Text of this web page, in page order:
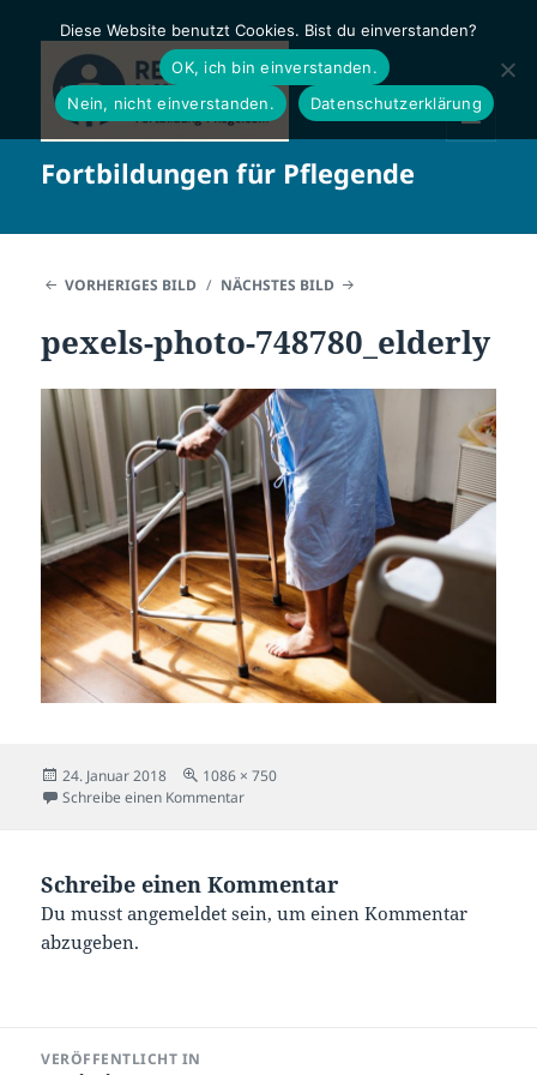
Fortbildungen für Pflegende
VORHERIGES BILD NÄCHSTES BILD
pexels-photo-748780_elderly
Veröffentlicht
am
24. Januar 2018 Originalgröße
1086 × 750
Schreibe einen Kommentarzu pexels-photo-748780_elderly
Schreibe einen Kommentar
Du musstangemeldet sein, um einen Kommentar
abzugeben.
VERÖFFENTLICHT IN
Diese Website benutzt Cookies. Bist du einverstanden?
OK, ich bin einverstanden.
Nein, nicht einverstanden.
Datenschutzerklärung